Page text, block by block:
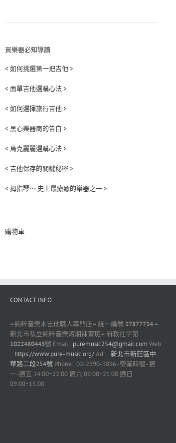
買樂器必知導讀
< 如何挑選第一把吉他 >
< 面單吉他選購心法 >
< 如何選擇旅行吉他 >
< 黑心樂器商的告白 >
< 烏克麗麗選購心法 >
< 吉他保存的關鍵秘密 >
< 拇指琴～ 史上最療癒的樂器之一 >
購物車
CONTACT INFO
–純粹音樂木吉他職人專門店– 統一編號 37877734 –
新北市私立純粹音樂短期補習班– 府教社字第
1022480445號 Email : puremusic254@gmail.com Web
: https://www.pure-music.org/Ad : 新北市新莊區中
華路二段254號 Phone: 02-2990-3896 -營業時間- 週
一-週五 14:00~22:00 週六 09:00~21:00 週日
09:00~15:00